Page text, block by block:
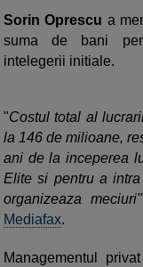
Sorin Oprescu a
suma de bani
intelegerii initiale.
"Costul total al
la 146 de milioane,
ani de la inceperea
Elite si pentru a
organizeaza meciuri"
Mediafax.
Managementul